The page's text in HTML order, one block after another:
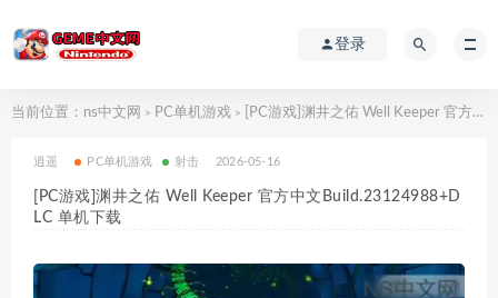
登录
当前位置： ns中文网 > PC单机游戏 > [PC游戏]渊井之佑 Well Keeper 官方中文Build.23124988+DLC 单机下载
逍遥 PC单机游戏 射击 2026-05-16
[PC游戏]渊井之佑 Well Keeper 官方中文Build.23124988+D
LC 单机下载